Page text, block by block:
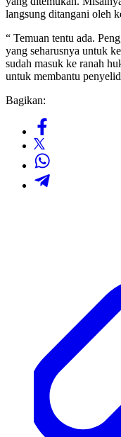
langsung ditangani oleh
“ Temuan tentu ada.
yang seharusnya untuk
sudah masuk ke ranah
untuk membantu
Bagikan: